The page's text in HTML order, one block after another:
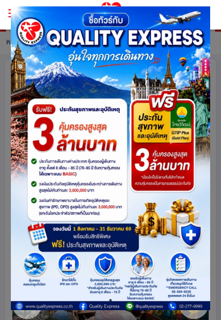
หน้าหลัก ทัวร์ Vietnam รายละเอียดทัวร์
เวียดนามครั้งนี้......ต้องไปด้วยกัน
เวียดนามกลาง ดานัง ฮอยอัน พักบานาฮิ
ลล์ ล่องเรือลอยกระทงเมืองโบราณฮอ
ยอัน 4 วัน 3 คืน โดยสายการบิน Thai
Vietjet Air (VZ)
เข้าร้านช็อปปิ้ง
เวียดนาม 1574 share
ดูโปรแกรมทัวร์ รหัสโปรแกรม :15882